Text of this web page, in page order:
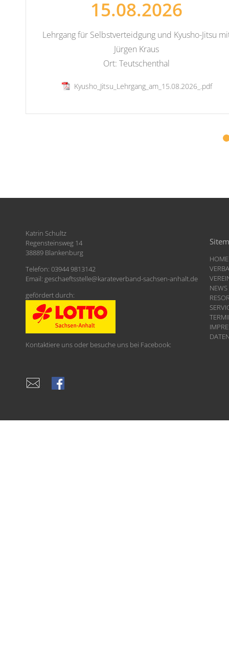
15.08.2026
Lehrgang für Selbstverteidgung und Kyusho-Jitsu
Jürgen Kraus
Ort: Teutschenthal
Kyusho_Jitsu_Lehrgang_am_15.08.2026_.pdf
Katrin Schultz
Regensteinsweg 14
38889 Blankenburg
Telefon: 03944 9813142
Email: geschaeftsstelle@karateverband-sachsen-anhalt.de
gefördert durch:
Kontaktiere uns oder besuche uns bei Facebook:
HOME
NEWS